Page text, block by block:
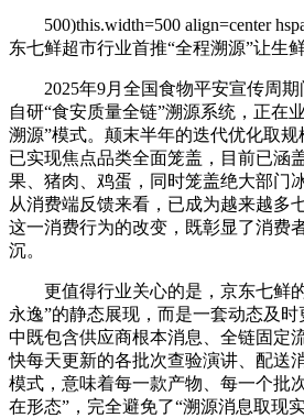
500)this.width=500 align=center
东七鲜超市行业首推“全程溯源”让生
2025年9月全国食物平安宣传周期
自研“食安质量全链”溯源系统，正在
溯源”模式。颠末半年的迭代优化取
已实现焦点品类全面笼盖，目前已涵
果、猪肉、鸡蛋，同时笼盖绝大部门
从消费端反馈来看，已成为越来越多
这一消费行为的改变，既彰显了消费
沉。
更值得行业关心的是，京东七鲜的
永逸”的静态展现，而是一套动态及
中既包含供应商根本消息、全链固定
快每天更新的各批次查验演讲、配
模式，意味着每一款产物、每一个批
在形态”，完全避免了“溯源消息取现